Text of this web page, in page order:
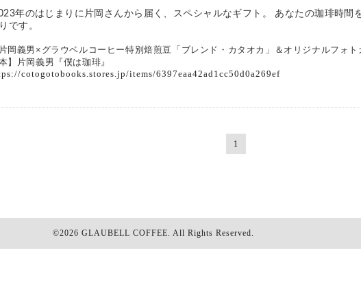
です。
片岡義男×グラウベルコーヒー特別焙煎豆「ブレンド・カタオカ」＆オリジナルフォ
】片岡義男『僕は珈琲』
cotogotobooks.stores.jp/items/6397eaa42ad1cc50d0a269ef
1
©2026 GLAUBELL COFFEE. All Rights Reserved.